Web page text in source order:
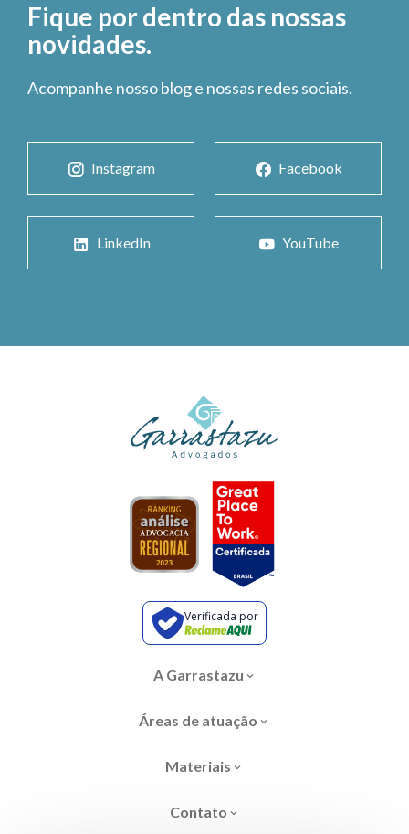
Fique por dentro das nossas
novidades.
Acompanhe nosso blog e nossas redes sociais.
Instagram Facebook
LinkedIn YouTube
Verificada por
A Garrastazu
Áreas de atuação
Materiais
Contato